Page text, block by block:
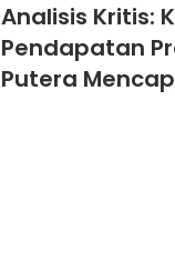
Analisis Kritis:
Pendapatan
Putera